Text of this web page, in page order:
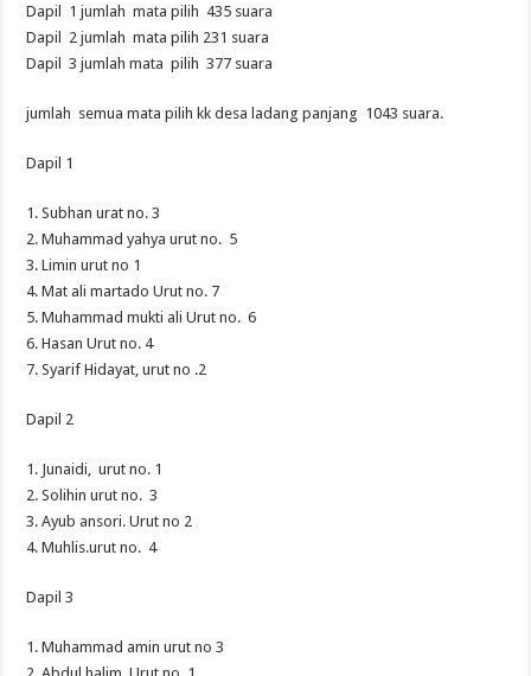
Dapil 1 jumlah mata pilih 435 suara
Dapil 2 jumlah mata pilih 231 suara
Dapil 3 jumlah mata pilih 377 suara
jumlah semua mata pilih kk desa ladang panjang 1043 suara.
Dapil 1
1. Subhan urat no. 3
2. Muhammad yahya urut no. 5
3. Limin urut no 1
4. Mat ali martado Urut no. 7
5. Muhammad mukti ali Urut no. 6
6. Hasan Urut no. 4
7. Syarif Hidayat, urut no .2
Dapil 2
1. Junaidi, urut no. 1
2. Solihin urut no. 3
3. Ayub ansori. Urut no 2
4. Muhlis.urut no. 4
Dapil 3
1. Muhammad amin urut no 3